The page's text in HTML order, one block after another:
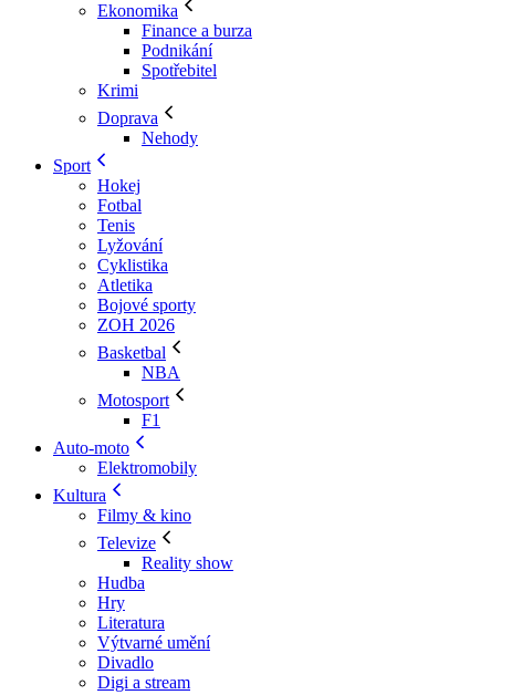
Ekonomika
Finance a burza
Podnikání
Spotřebitel
Krimi
Doprava
Nehody
Sport
Hokej
Fotbal
Tenis
Lyžování
Cyklistika
Atletika
Bojové sporty
ZOH 2026
Basketbal
NBA
Motosport
F1
Auto-moto
Elektromobily
Kultura
Filmy & kino
Televize
Reality show
Hudba
Hry
Literatura
Výtvarné umění
Divadlo
Digi a stream